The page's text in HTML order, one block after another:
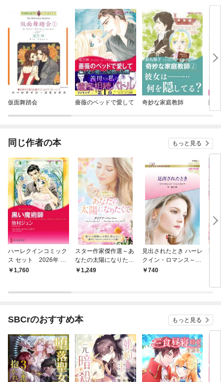
仮面舞踏会 薔薇のベッドで愛して 奇妙な家庭教師
同じ作者の本 もっと見る
ハーレクインコミック
ス セット 2026年 vo
l.928
1,760
スター作家傑作選～あ
なたの太陽になりたく
て～1,249
見出されたとき ハーレ
クイン・ロマンス～伝
説の名作選～【ハーレ
740
聖
SBCrのおすすめ本 もっと見る